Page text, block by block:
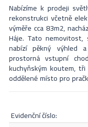
Nabízíme k prodeji
rekonstrukci včetně
výměře cca 83m2,
Háje. Tato
nabízí pěkný výhled
prostorná vstupní
kuchyňským koutem,
oddělené místo pro
s ohledem na moderní
promyšlenými detaily.
lodžie 6m2. Budova
nachází veškerá
evidenční číslo: